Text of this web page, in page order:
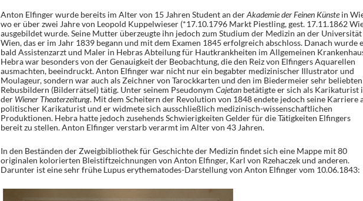
Anton Elfinger wurde bereits im Alter von 15 Jahren Student an derAkademie der Feinen Künstein
wo er über zwei Jahre von Leopold Kuppelwieser (*17.10.1796 Markt Piestling, gest. 17.11.1862
ausgebildet wurde. Seine Mutter überzeugte ihn jedoch zum Studium der Medizin an der Universität
Wien, das er im Jahr 1839 begann und mit dem Examen 1845 erfolgreich abschloss. Danach wurde
bald Assistenzarzt und Maler in Hebras Abteilung für Hautkrankheiten im Allgemeinen
Hebra war besonders von der Genauigkeit der Beobachtung, die den Reiz von Elfingers Aquarellen
ausmachten, beeindruckt. Anton Elfinger war nicht nur ein begabter medizinischer Illustrator und
Moulageur, sondern war auch als Zeichner von Tarockkarten und den im Biedermeier sehr beliebten
Rebusbildern (Bilderrätsel) tätig. Unter seinem Pseudonym Cajetanbetätigte er sich als Karikaturist
der Wiener Theaterzeitung. Mit dem Scheitern der Revolution von 1848 endete jedoch seine Karriere
politischer Karikaturist und er widmete sich ausschließlich medizinisch-wissenschaftlichen
Produktionen. Hebra hatte jedoch zusehends Schwierigkeiten Gelder für die Tätigkeiten Elfingers
bereit zu stellen. Anton Elfinger verstarb verarmt im Alter von 43 Jahren.
In den Beständen der Zweigbibliothek für Geschichte der Medizin findet sich eine Mappe mit 80
originalen kolorierten Bleistiftzeichnungen von Anton Elfinger, Karl von Rzehaczek und anderen.
Darunter ist eine sehr frühe Lupus erythematodes-Darstellung von Anton Elfinger vom 10.06.1843: